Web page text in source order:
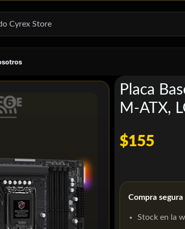
Placa
M-ATX,
$155
Compra
Stock en la